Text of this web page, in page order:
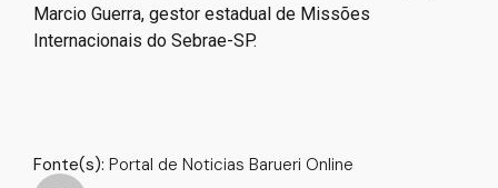
Marcio Guerra, gestor estadual de Missões
Internacionais do Sebrae-SP.
Fonte(s): Portal de Noticias Barueri Online